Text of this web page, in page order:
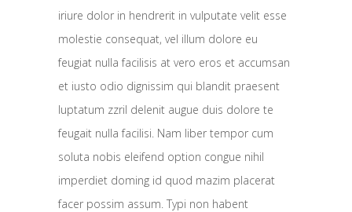
iriure dolor in hendrerit in vulputate velit esse
molestie consequat, vel illum dolore eu
feugiat nulla facilisis at vero eros et accumsan
et iusto odio dignissim qui blandit praesent
luptatum zzril delenit augue duis dolore te
feugait nulla facilisi. Nam liber tempor cum
soluta nobis eleifend option congue nihil
imperdiet doming id quod mazim placerat
facer possim assum. Typi non habent